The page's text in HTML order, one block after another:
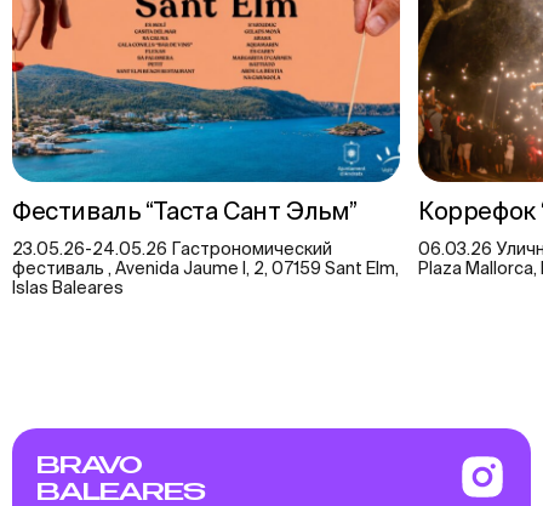
Фестиваль “Таста Сант Эльм”
23.05.26-24.05.26 Гастрономический
фестиваль , Avenida Jaume I, 2, 07159 Sant Elm,
Islas Baleares
Коррефок
06.03.26
Plaza
BRAVO
BALEARES